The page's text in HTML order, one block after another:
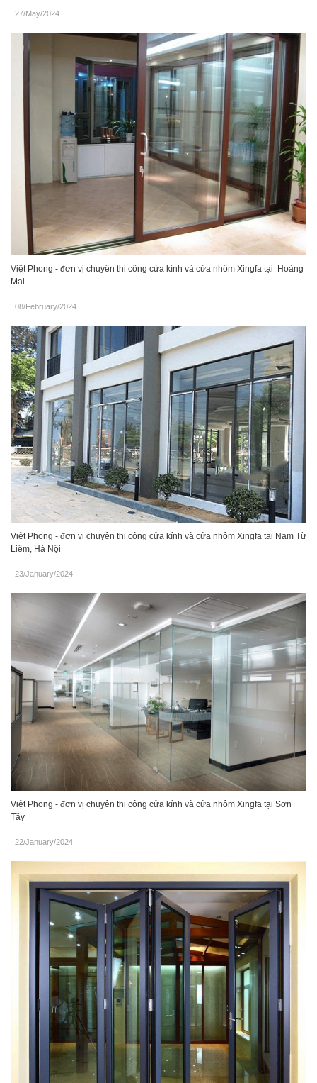
27/May/2024
Việt Phong - đơn vị chuyên thi công cửa kính và cửa nhôm Xingfa tại Hoàng
Mai
08/February/2024
Việt Phong - đơn vị chuyên thi công cửa kính và cửa nhôm Xingfa tại Nam Từ
Liêm, Hà Nội
23/January/2024
Việt Phong - đơn vị chuyên thi công cửa kính và cửa nhôm Xingfa tại Sơn
Tây
22/January/2024